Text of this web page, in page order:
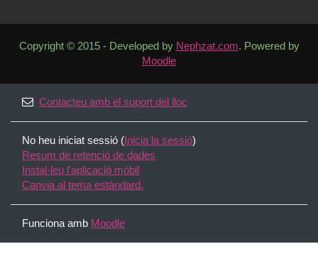
Copyright © 2015 - Developed by Nephzat.com. Powered by
Moodle
Contacteu amb el suport del lloc
No heu iniciat sessió ( Inicia la sessió)
Resum de retenció de dades
Instal·leu l’aplicació mòbil
Canvia al tema estàndard.
Funciona amb Moodle